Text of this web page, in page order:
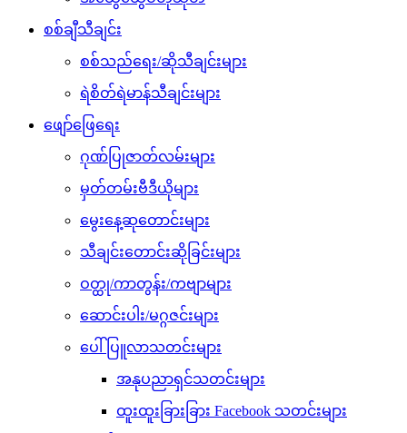
စစ်ချီသီချင်း
စစ်သည်ရေး/ဆိုသီချင်းများ
ရဲစိတ်ရဲမာန်သီချင်းများ
ဖျော်ဖြေရေး
ဂုဏ်ပြုဇာတ်လမ်းများ
မှတ်တမ်းဗီဒီယိုများ
မွေးနေ့ဆုတောင်းများ
သီချင်းတောင်းဆိုခြင်းများ
ဝတ္ထု/ကာတွန်း/ကဗျာများ
ဆောင်းပါး/မဂ္ဂဇင်းများ
ပေါ်ပြူလာသတင်းများ
အနုပညာရှင်သတင်းများ
ထူးထူးခြားခြား Facebook သတင်းများ